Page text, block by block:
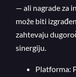
— ali nagrade za
može biti
zahtevaju
sinergiju.
Platforma: